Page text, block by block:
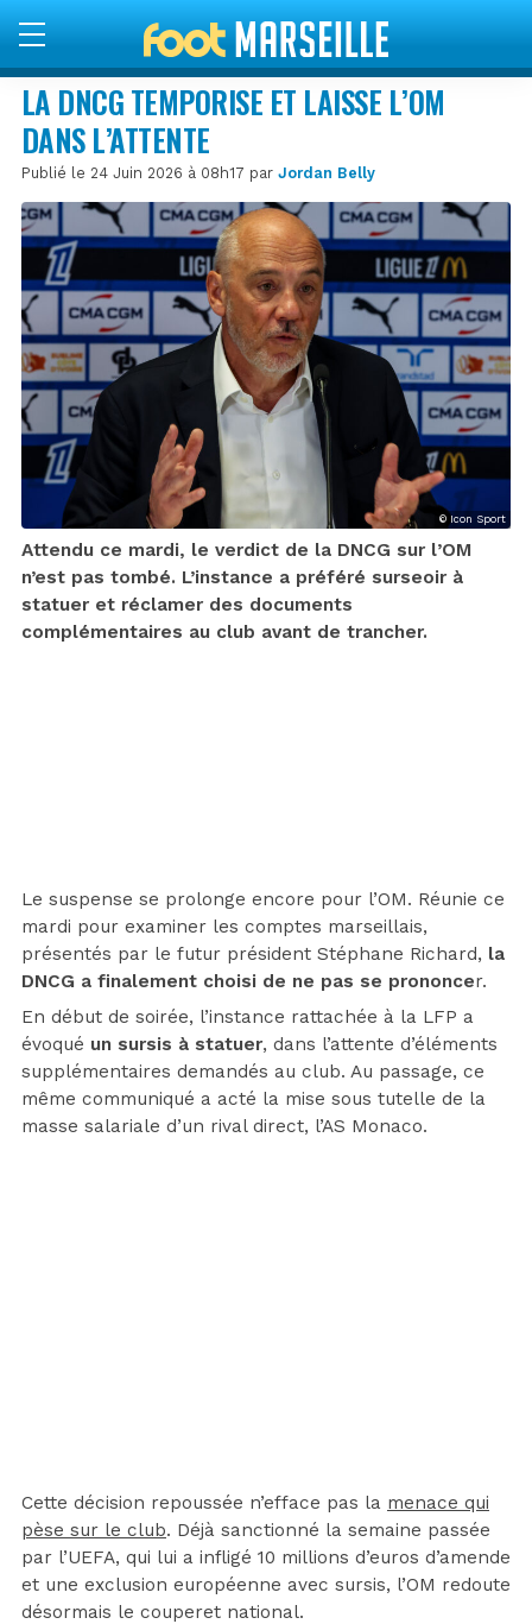
LA DNCG TEMPORISE ET LAISSE L’OM
DANS L’ATTENTE
Publié le 24 Juin 2026 à 08h17 par Jordan Belly
© Icon Sport
Attendu ce mardi, le verdict de la DNCG sur l’OM
n’est pas tombé. L’instance a préféré surseoir à
statuer et réclamer des documents
complémentaires au club avant de trancher.
Le suspense se prolonge encore pour l’OM. Réunie ce
mardi pour examiner les comptes marseillais,
présentés par le futur président Stéphane Richard, la
DNCG a finalement choisi de ne pas se prononcer.
En début de soirée, l’instance rattachée à la LFP a
évoqué un sursis à statuer, dans l’attente d’éléments
supplémentaires demandés au club. Au passage, ce
même communiqué a acté la mise sous tutelle de la
masse salariale d’un rival direct, l’AS Monaco.
Cette décision repoussée n’efface pas la menace qui
pèse sur le club. Déjà sanctionné la semaine passée
par l’UEFA, qui lui a infligé 10 millions d’euros d’amende
et une exclusion européenne avec sursis, l’OM redoute
désormais le couperet national.